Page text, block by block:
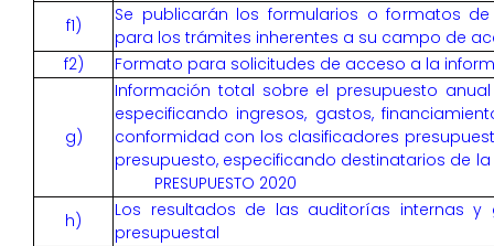
f1)
Se publicarán los formularios o formatos
para los trámites inherentes a su campo de
f2)
Formato para solicitudes de acceso a la
g)
Información total sobre el presupuesto
especificando ingresos, gastos,
conformidad con los clasificadores
presupuesto, especificando destinatarios de
PRESUPUESTO 2020
h)
Los resultados de las auditorías internas y
presupuestal